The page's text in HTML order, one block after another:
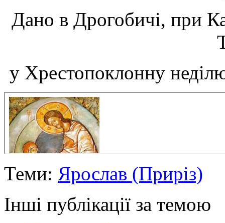
Дано в Дрогобичі, при
у Хрестопоклонну
Теми: Ярослав (Приріз)
Інші публікації за темою